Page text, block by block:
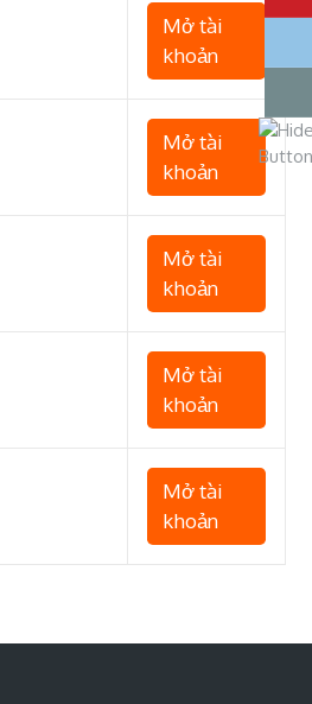
Mở tài
khoản
Mở tài
khoản
Mở tài
khoản
Mở tài
khoản
Mở tài
khoản